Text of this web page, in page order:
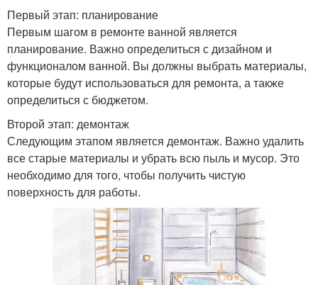
Первый этап: планирование
Первым шагом в ремонте ванной является
планирование. Важно определиться с дизайном и
функционалом ванной. Вы должны выбрать материалы,
которые будут использоваться для ремонта, а также
определиться с бюджетом.
Второй этап: демонтаж
Следующим этапом является демонтаж. Важно удалить
все старые материалы и убрать всю пыль и мусор. Это
необходимо для того, чтобы получить чистую
поверхность для работы.